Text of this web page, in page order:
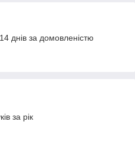
днів за домовленістю
за рік